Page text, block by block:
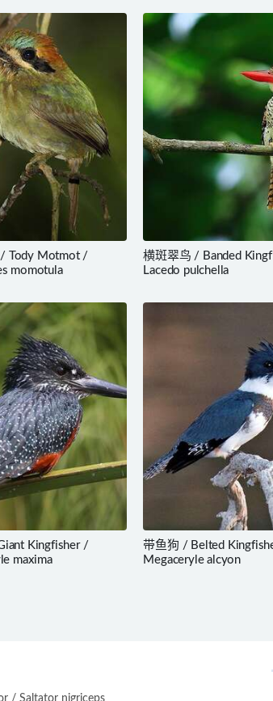
Tody Motmot /
momotula
横斑翠鸟 / Banded
Lacedo pulchella
Kingfisher /
maxima
带鱼狗 / Belted
Megaceryle alcyon
/ Saltator nigriceps